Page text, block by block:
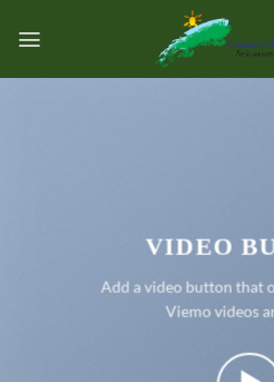
VIDEO
Add a video button that
Viemo videos